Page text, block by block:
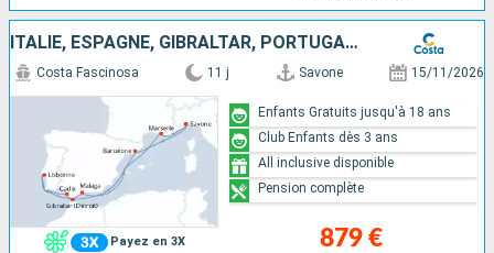
ITALIE, ESPAGNE, GIBRALTAR, PORTUGAL, FRANCE
Payez en 3X
Costa Fascinosa 11 j Savone 15/11/2026
879 €
Enfants Gratuits jusqu'à 18 ans
Club Enfants dès 3 ans
All inclusive disponible
Pension complète